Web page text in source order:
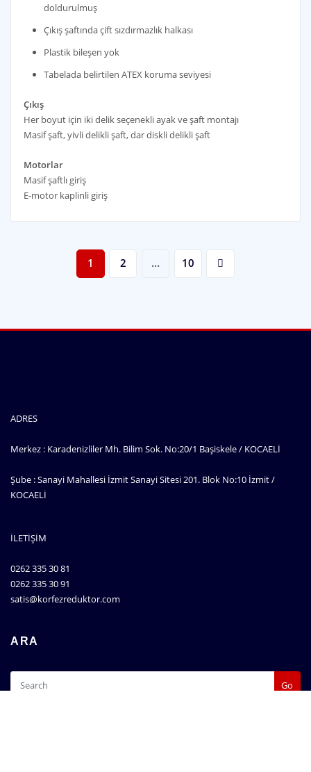
doldurulmuş
Çıkış şaftında çift sızdırmazlık halkası
Plastik bileşen yok
Tabelada belirtilen ATEX koruma seviyesi
Çıkış
Her boyut için iki delik seçenekli ayak ve şaft montajı
Masif şaft, yivli delikli şaft, dar diskli delikli şaft
Motorlar
Masif şaftlı giriş
E-motor kaplinli giriş
1 2 … 10
ADRES
Merkez : Karadenizliler Mh. Bilim Sok. No:20/1 Başiskele / KOCAELİ
Şube : Sanayi Mahallesi İzmit Sanayi Sitesi 201. Blok No:10 İzmit /
KOCAELİ
İLETİŞİM
0262 335 30 81
0262 335 30 91
satis@korfezreduktor.com
ARA
Go